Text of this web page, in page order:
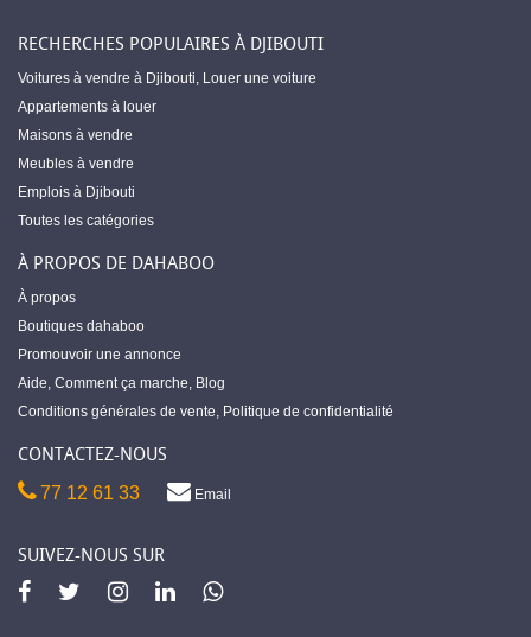
RECHERCHES POPULAIRES À DJIBOUTI
Voitures à vendre à Djibouti, Louer une voiture
Appartements à louer
Maisons à vendre
Meubles à vendre
Emplois à Djibouti
Toutes les catégories
À PROPOS DE DAHABOO
À propos
Boutiques dahaboo
Promouvoir une annonce
Aide, Comment ça marche, Blog
Conditions générales de vente, Politique de confidentialité
CONTACTEZ-NOUS
77 12 61 33 Email
SUIVEZ-NOUS SUR